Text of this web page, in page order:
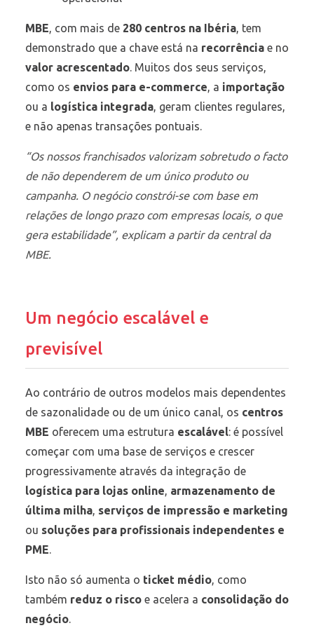
MBE, com mais de 280 centros na Ibéria, tem
demonstrado que a chave está na recorrência e no
valor acrescentado. Muitos dos seus serviços,
como os envios para e-commerce, a importação
ou a logística integrada, geram clientes regulares,
e não apenas transações pontuais.
“Os nossos franchisados valorizam sobretudo o facto
de não dependerem de um único produto ou
campanha. O negócio constrói-se com base em
relações de longo prazo com empresas locais, o que
gera estabilidade”, explicam a partir da central da
MBE.
Um negócio escalável e
previsível
Ao contrário de outros modelos mais dependentes
de sazonalidade ou de um único canal, os centros
MBE oferecem uma estrutura escalável: é possível
começar com uma base de serviços e crescer
progressivamente através da integração de
logística para lojas online, armazenamento de
última milha, serviços de impressão e marketing
ou soluções para profissionais independentes e
PME.
Isto não só aumenta o ticket médio, como
também reduz o risco e acelera a consolidação do
negócio.